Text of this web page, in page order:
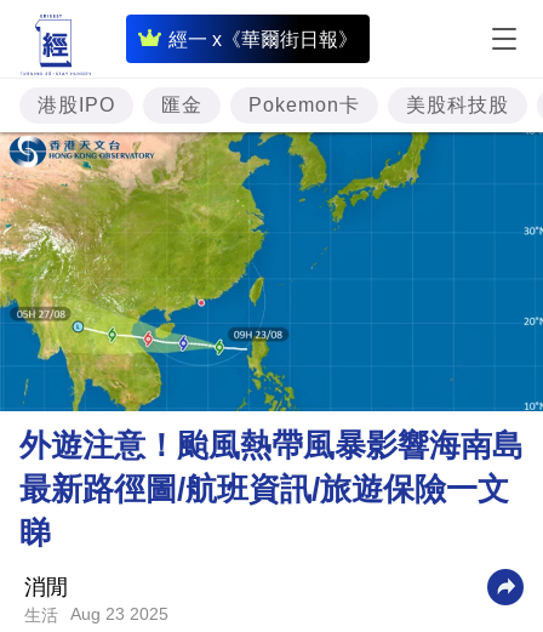
經一 x《華爾街日報》
即
時
財
經
專
題
投
資
樓
市
理
財
商
技
港股IPO 匯金 Pokemon卡 美股科技股
外遊注意！颱風熱帶風暴影響海南島
最新路徑圖/航班資訊/旅遊保險一文
睇
消閒
生活 Aug 23 2025